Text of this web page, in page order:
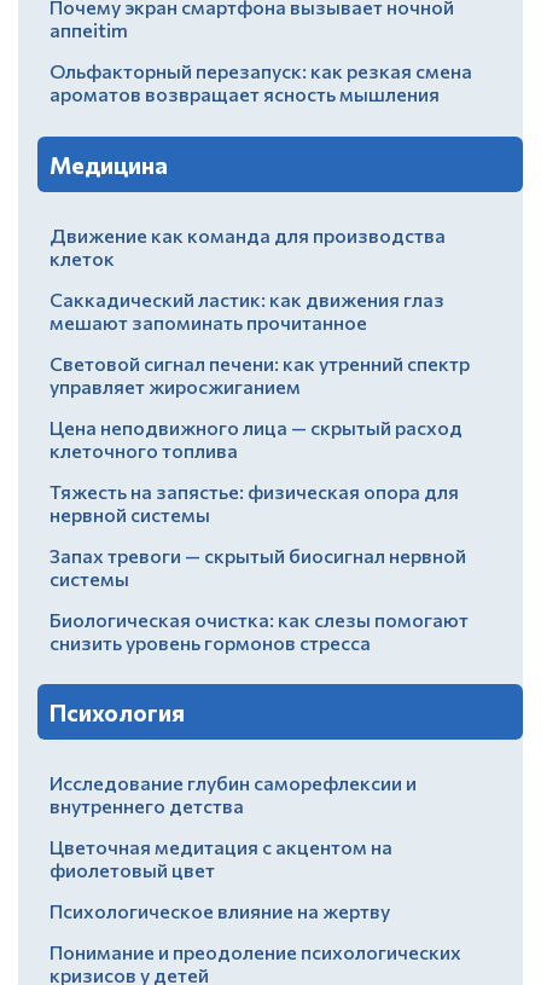
Почему экран смартфона вызывает ночной
аппеitim
Ольфакторный перезапуск: как резкая смена
ароматов возвращает ясность мышления
Медицина
Движение как команда для производства
клеток
Саккадический ластик: как движения глаз
мешают запоминать прочитанное
Световой сигнал печени: как утренний спектр
управляет жиросжиганием
Цена неподвижного лица — скрытый расход
клеточного топлива
Тяжесть на запястье: физическая опора для
нервной системы
Запах тревоги — скрытый биосигнал нервной
системы
Биологическая очистка: как слезы помогают
снизить уровень гормонов стресса
Психология
Исследование глубин саморефлексии и
внутреннего детства
Цветочная медитация с акцентом на
фиолетовый цвет
Психологическое влияние на жертву
Понимание и преодоление психологических
кризисов у детей